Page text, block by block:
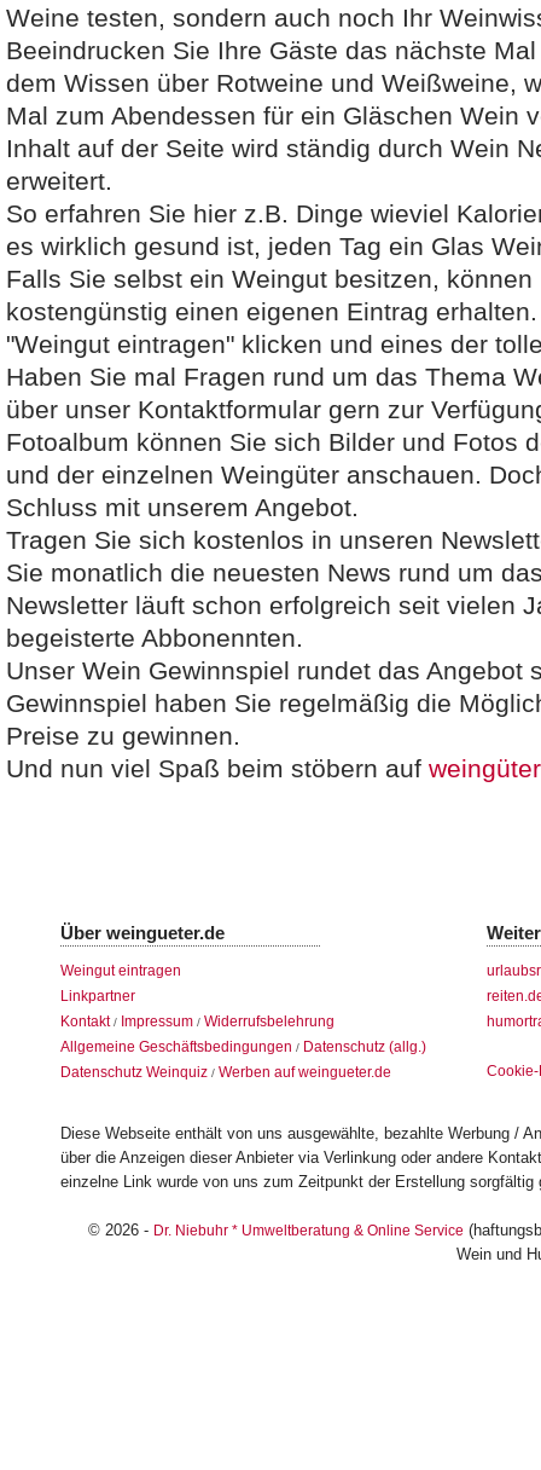
Weine testen, sondern auch noch Ihr
Beeindrucken Sie Ihre Gäste das nächste
dem Wissen über Rotweine und Weißweine,
Mal zum Abendessen für ein Gläschen Wein
Inhalt auf der Seite wird ständig durch Wein
erweitert.
So erfahren Sie hier z.B. Dinge wieviel
es wirklich gesund ist, jeden Tag ein Glas
Falls Sie selbst ein Weingut besitzen, können
kostengünstig einen eigenen Eintrag
"Weingut eintragen" klicken und eines der
Haben Sie mal Fragen rund um das Thema
über unser Kontaktformular gern zur
Fotoalbum können Sie sich Bilder und Fotos
und der einzelnen Weingüter anschauen.
Schluss mit unserem Angebot.
Tragen Sie sich kostenlos in unseren
Sie monatlich die neuesten News rund um
Newsletter läuft schon erfolgreich seit vielen
begeisterte Abbonennten.
Unser Wein Gewinnspiel rundet das Angebot
Gewinnspiel haben Sie regelmäßig die
Preise zu gewinnen.
Und nun viel Spaß beim stöbern auf
Über weingueter.de
Weingut eintragen
Linkpartner
Kontakt/ Impressum / Widerrufsbelehrung
Allgemeine Geschäftsbedingungen / Datenschutz (allg.)
Datenschutz Weinquiz / Werben auf weingueter.de
Diese Webseite enthält von uns ausgewählte, bezahlte Werbung /
über die Anzeigen dieser Anbieter via Verlinkung oder andere
einzelne Link wurde von uns zum Zeitpunkt der Erstellung sorgfältig
© 2026 - Dr. Niebuhr * Umweltberatung & Online Service
Wein und